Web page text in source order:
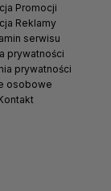
Promocji
Reklamy
serwisu
prywatności
prywatności
osobowe